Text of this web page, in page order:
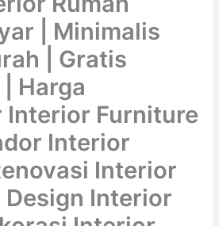
| Minimalis
| Gratis
Harga
Interior Furniture
Interior
Interior
Interior